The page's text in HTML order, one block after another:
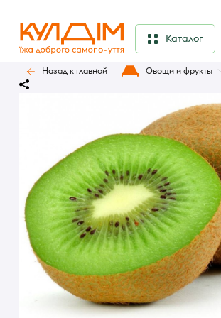
Каталог
Назад к главной Овощи и фрукты